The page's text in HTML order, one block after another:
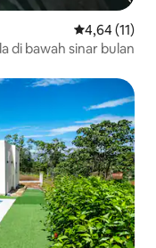
Nilai rata-
4,64 (11)
di bawah sinar bulan